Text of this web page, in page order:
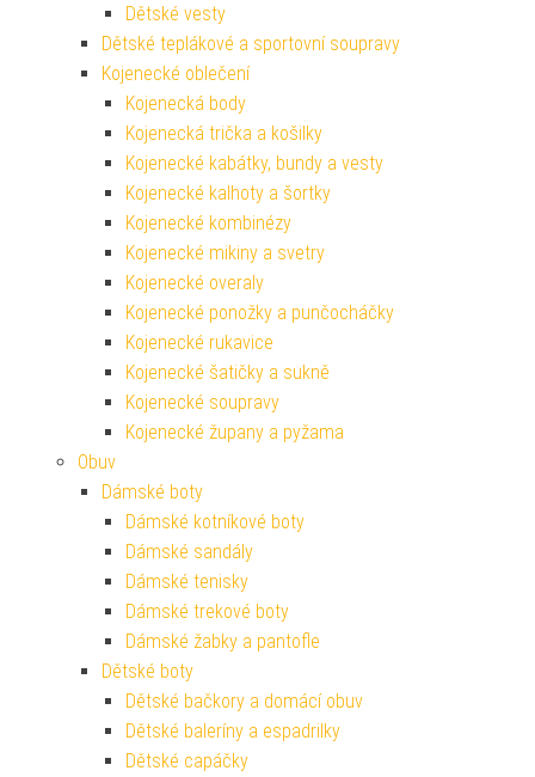
Dětské vesty
Dětské teplákové a sportovní soupravy
Kojenecké oblečení
Kojenecká body
Kojenecká trička a košilky
Kojenecké kabátky, bundy a vesty
Kojenecké kalhoty a šortky
Kojenecké kombinézy
Kojenecké mikiny a svetry
Kojenecké overaly
Kojenecké ponožky a punčocháčky
Kojenecké rukavice
Kojenecké šatičky a sukně
Kojenecké soupravy
Kojenecké župany a pyžama
Obuv
Dámské boty
Dámské kotníkové boty
Dámské sandály
Dámské tenisky
Dámské trekové boty
Dámské žabky a pantofle
Dětské boty
Dětské bačkory a domácí obuv
Dětské baleríny a espadrilky
Dětské capáčky